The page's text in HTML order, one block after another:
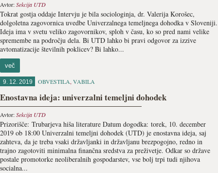
Avtor:Sekcija UTD
Tokrat gostja oddaje Intervju je bila sociologinja, dr. Valerija Korošec,
dolgoletna zagovornica uvedbe Univerzalnega temeljnega dohodka v Sloveniji.
Ideja ima v svetu veliko zagovornikov, sploh v času, ko so pred nami velike
spremembe na področju dela. Bi UTD lahko bi pravi odgovor za izzive
avtomatizacije številnih poklicev? Bi lahko...
več
9. 12. 2019 OBVESTILA, VABILA
Enostavna ideja: univerzalni temeljni dohodek
Avtor:Sekcija UTD
Prizorišče: Trubarjeva hiša literature Datum dogodka: torek, 10. december
2019 ob 18:00 Univerzalni temeljni dohodek (UTD) je enostavna ideja, saj
zahteva, da je treba vsaki državljanki in državljanu brezpogojno, redno in
trajno zagotoviti minimalna finančna sredstva za preživetje. Odkar so države
postale promotorke neoliberalnih gospodarstev, vse bolj trpi tudi njihova
socialna...